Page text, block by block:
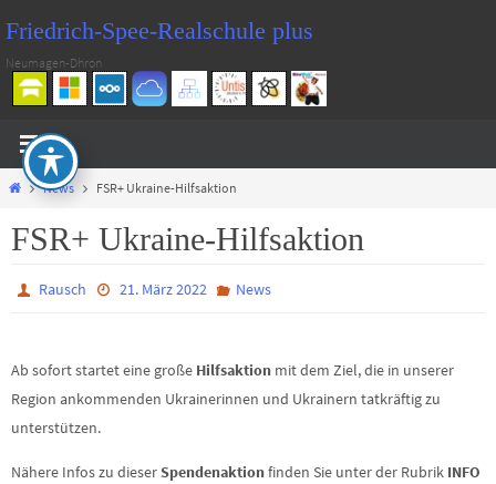
Inhalt
springen
Friedrich-Spee-Realschule plus
Neumagen-Dhron
StartNews FSR+ Ukraine-Hilfsaktion
FSR+ Ukraine-Hilfsaktion
Rausch 21. März 2022 News
Ab sofort startet eine große Hilfsaktion mit dem Ziel, die in unserer
Region ankommenden Ukrainerinnen und Ukrainern tatkräftig zu
unterstützen.
Nähere Infos zu dieserSpendenaktionfinden Sie unter der Rubrik INFO